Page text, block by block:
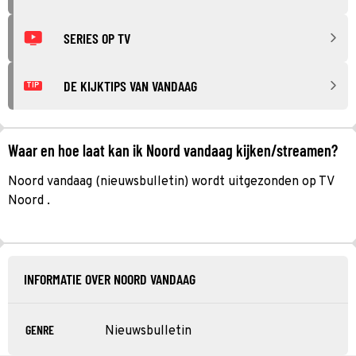
SERIES OP TV
TIP DE KIJKTIPS VAN VANDAAG
Waar en hoe laat kan ik Noord vandaag kijken/streamen?
Noord vandaag (nieuwsbulletin) wordt uitgezonden op TV
Noord .
INFORMATIE OVER NOORD VANDAAG
GENRE Nieuwsbulletin